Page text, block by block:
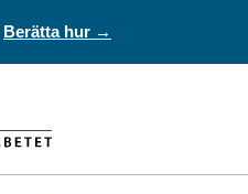
Berätta hur →